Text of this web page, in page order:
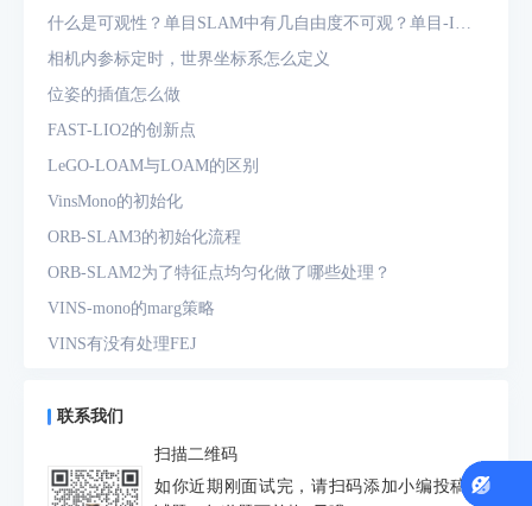
什么是可观性？单目SLAM中有几自由度不可观？单目-IMU
系统中有几自由度不可观？
相机内参标定时，世界坐标系怎么定义
位姿的插值怎么做
FAST-LIO2的创新点
LeGO-LOAM与LOAM的区别
VinsMono的初始化
ORB-SLAM3的初始化流程
ORB-SLAM2为了特征点均匀化做了哪些处理？
VINS-mono的marg策略
VINS有没有处理FEJ
预积分中的bias如何处理
为什么要进行预积分
IMU测量方程是什么？噪声模型是什么？
联系我们
扫描二维码
如你近期刚面试完，请扫码添加小编投稿面